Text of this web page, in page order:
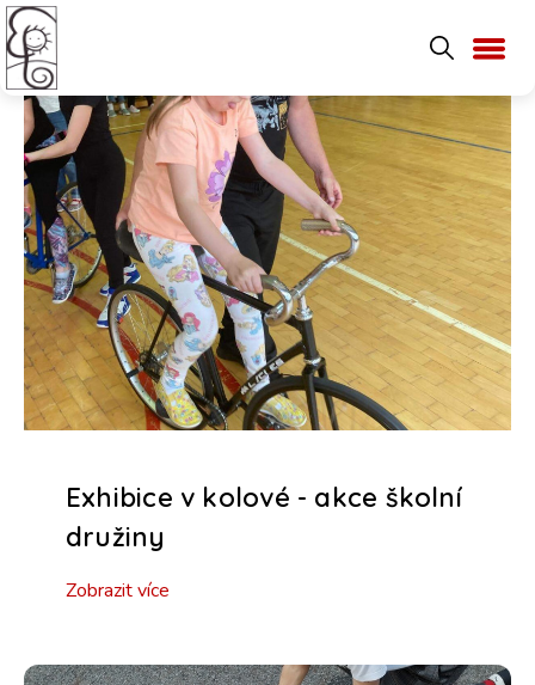
Exhibice v kolové - akce školní
družiny
Zobrazit více